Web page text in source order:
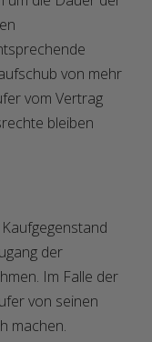
von mehr
vom Vertrag
bleiben
der
Im Falle der
von seinen
machen.